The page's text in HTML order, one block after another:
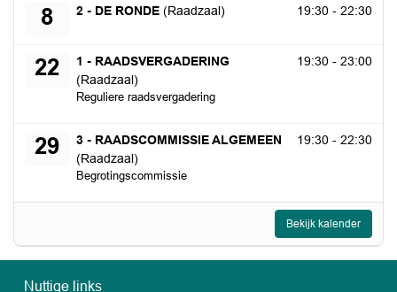
8 2 - DE RONDE (Raadzaal)
donderdag 8 oktober 2026 19:30 - 22:30
22
1 - RAADSVERGADERING
(Raadzaal)
Reguliere raadsvergadering
donderdag 22 oktober 2026 19:30 - 23:00
29
3 - RAADSCOMMISSIE ALGEMEEN
(Raadzaal)
Begrotingscommissie
donderdag 29 oktober 2026 19:30 - 22:30
Bekijk kalender
Nuttige links